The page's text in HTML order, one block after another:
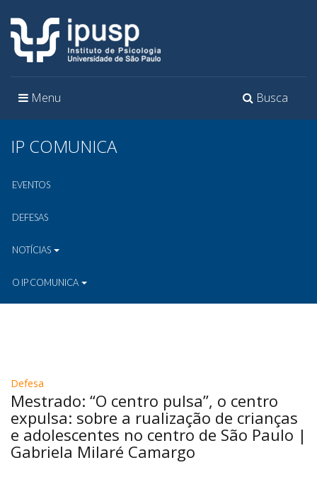
Toggle
Busca
Toggle
Menu
IP COMUNICA
EVENTOS
DEFESAS
NOTÍCIAS
O IP COMUNICA
Defesa
Mestrado: “O centro pulsa”, o centro
expulsa: sobre a rualização de crianças
e adolescentes no centro de São Paulo |
Gabriela Milaré Camargo